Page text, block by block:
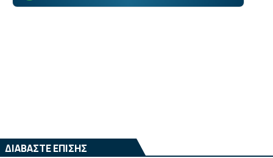
ΔΙΑΒΑΣΤΕ ΕΠΙΣΗΣ